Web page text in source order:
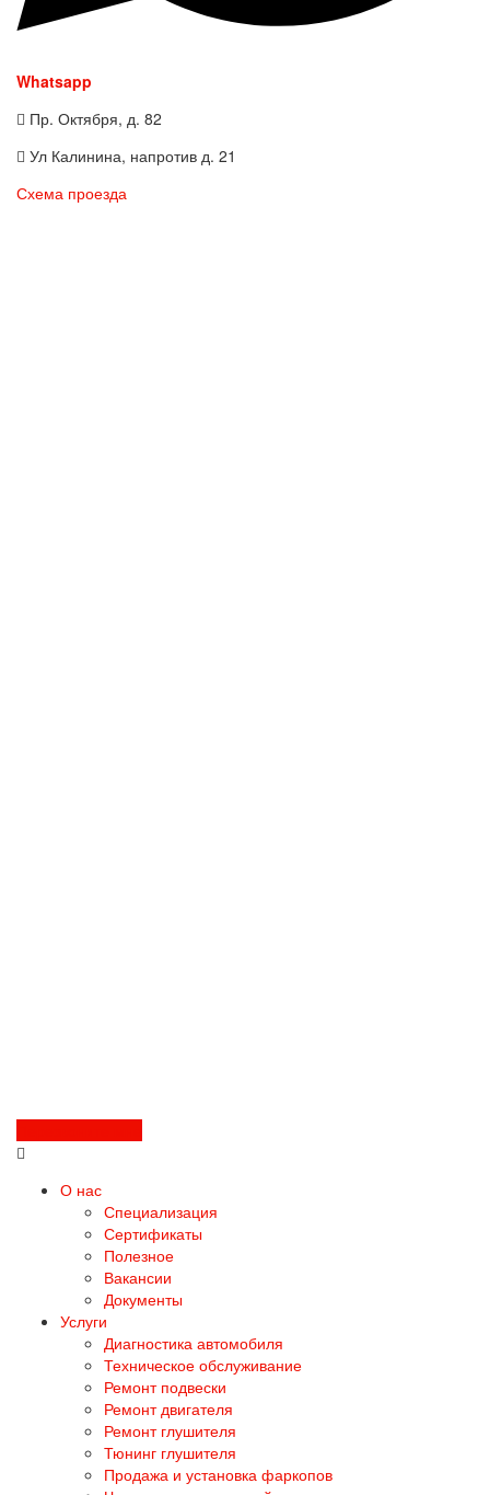
Whatsapp
Пр. Октября, д. 82
Ул Калинина, напротив д. 21
Схема проезда
О нас
Специализация
Сертификаты
Полезное
Вакансии
Документы
Услуги
Диагностика автомобиля
Техническое обслуживание
Ремонт подвески
Ремонт двигателя
Ремонт глушителя
Тюнинг глушителя
Продажа и установка фаркопов